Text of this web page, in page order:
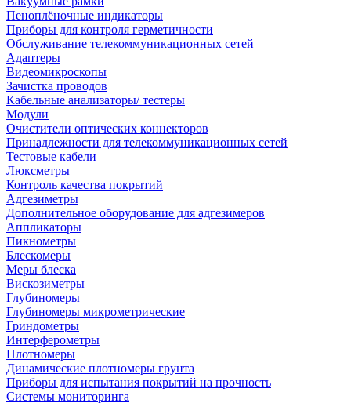
Пеноплёночные индикаторы
Приборы для контроля герметичности
Обслуживание телекоммуникационных сетей
Адаптеры
Видеомикроскопы
Зачистка проводов
Кабельные анализаторы/ тестеры
Модули
Очистители оптических коннекторов
Принадлежности для телекоммуникационных сетей
Тестовые кабели
Люксметры
Контроль качества покрытий
Адгезиметры
Дополнительное оборудование для адгезимеров
Аппликаторы
Пикнометры
Блескомеры
Меры блеска
Вискозиметры
Глубиномеры
Глубиномеры микрометрические
Гриндометры
Интерферометры
Плотномеры
Динамические плотномеры грунта
Приборы для испытания покрытий на прочность
Системы мониторинга